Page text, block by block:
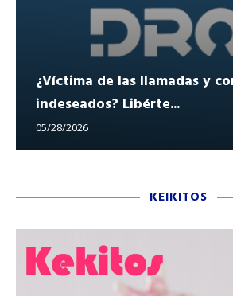
¿Víctima de las llamadas y
indeseados? Libérte...
05/28/2026
KEIKITOS